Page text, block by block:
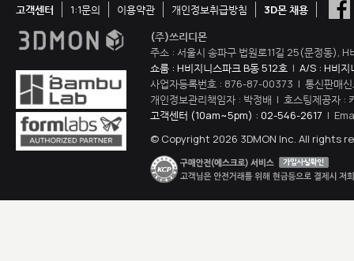
고객센터 1:1문의 이용약관 개인정보취급방침
3D몬 채용
(주)쓰리디몬
주소 : 서울시 송파구 법원로11길 25(문정동),
쇼룸 : H비지니스파크 B동 512호 | A/S : H비지
사업자등록번호 : 876-87-00373 | 통신판매
개인정보관리책임자 : 박정배 | 호스팅제공자 :
고객센터 (10am~5pm) : 02-546-2617 |
© Copyright 2026 3DMON Inc. All rights